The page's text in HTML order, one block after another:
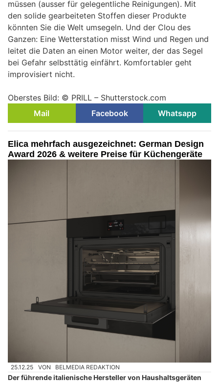
müssen (ausser für gelegentliche Reinigungen). Mit
den solide gearbeiteten Stoffen dieser Produkte
könnten Sie die Welt umsegeln. Und der Clou des
Ganzen: Eine Wetterstation misst Wind und Regen und
leitet die Daten an einen Motor weiter, der das Segel
bei Gefahr selbsttätig einfährt. Komfortabler geht
improvisiert nicht.
Oberstes Bild: © PRILL – Shutterstock.com
Mail
Facebook Whatsapp
Elica mehrfach ausgezeichnet: German Design
Award 2026 & weitere Preise für Küchengeräte
25.12.25 VON BELMEDIA REDAKTION
Der führende italienische Hersteller von Haushaltsgeräten